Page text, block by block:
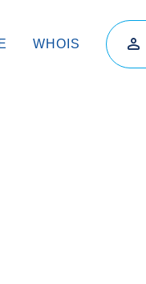
WHOIS